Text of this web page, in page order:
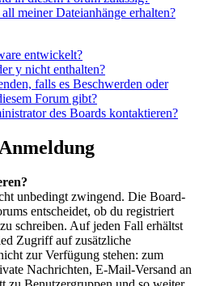
meiner Dateianhänge erhalten?
entwickelt?
y nicht enthalten?
falls es Beschwerden oder
Forum gibt?
des Boards kontaktieren?
unbedingt zwingend. Die Board-
entscheidet, ob du registriert
schreiben. Auf jeden Fall erhältst
Zugriff auf zusätzliche
zur Verfügung stehen: zum
Nachrichten, E-Mail-Versand an